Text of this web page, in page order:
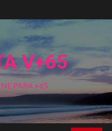
V+65
PARA +65